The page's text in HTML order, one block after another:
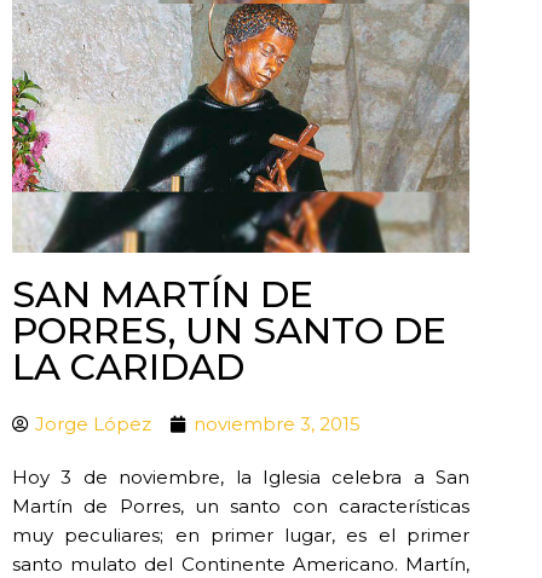
SAN MARTÍN DE
PORRES, UN SANTO DE
LA CARIDAD
Jorge López noviembre 3, 2015
Hoy 3 de noviembre, la Iglesia celebra a San
Martín de Porres, un santo con características
muy peculiares; en primer lugar, es el primer
santo mulato del Continente Americano. Martín,